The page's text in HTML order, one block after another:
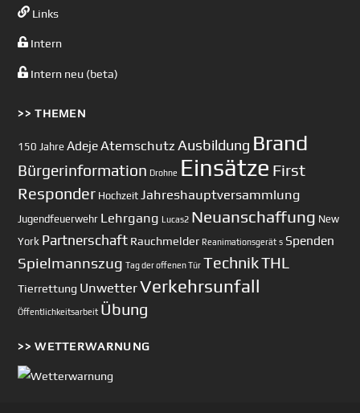
Links
Intern
Intern neu (beta)
>> THEMEN
150 Jahre AdejeAtemschutz Ausbildung Brand
Bürgerinformation Drohne Einsätze First
Responder Hochzeit Jahreshauptversammlung
Jugendfeuerwehr Lehrgang Lucas2 Neuanschaffung New
York Partnerschaft Rauchmelder Reanimationsgerät s Spenden
Spielmannszug Tag der offenen Tür TechnikTHL
Tierrettung UnwetterVerkehrsunfall
Öffentlichkeitsarbeit Übung
>> WETTERWARNUNG